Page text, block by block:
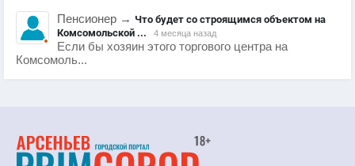
Пенсионер → Что будет со строящимся объектом на
Комсомольской ...
4 месяца назад
Если бы хозяин этого торгового центра на
Комсомоль...